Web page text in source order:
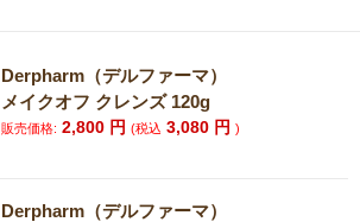
Derpharm（デルファーマ）
メイクオフ クレンズ 120g
販売価格: 2,800 円(税込 3,080 円)
Derpharm（デルファーマ）